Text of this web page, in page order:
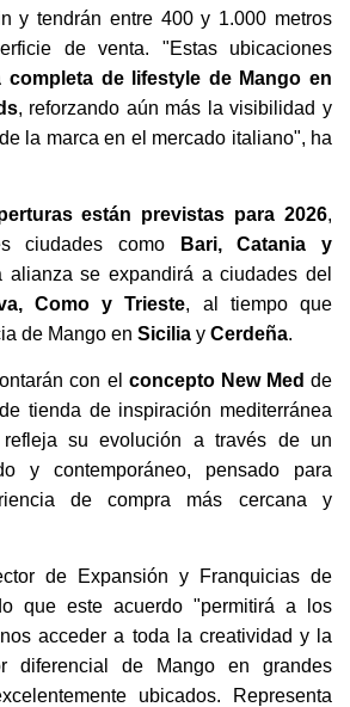
y tendrán entre 400 y 1.000 metros
de venta. "Estas ubicaciones
completa de lifestyle de Mango en
, reforzando aún más la visibilidad y
la marca en el mercado italiano", ha
están previstas para 2026,
ciudades como
Bari, Catania y
alianza se expandirá a ciudades del
Como y Trieste, al tiempo que
de Mango en Sicilia y Cerdeña.
con el concepto New Med de
tienda de inspiración mediterránea
su evolución a través de un
y contemporáneo, pensado para
de compra más cercana y
de Expansión y Franquicias de
que este acuerdo "permitirá a los
acceder a toda la creatividad y la
diferencial de Mango en grandes
ubicados. Representa